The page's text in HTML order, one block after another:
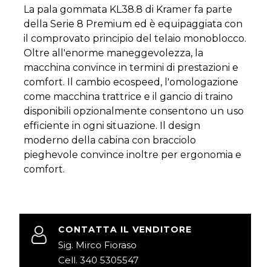
La pala gommata KL38.8 di Kramer fa parte
della Serie 8 Premium ed è equipaggiata con
il comprovato principio del telaio monoblocco.
Oltre all'enorme maneggevolezza, la
macchina convince in termini di prestazioni e
comfort. Il cambio ecospeed, l'omologazione
come macchina trattrice e il gancio di traino
disponibili opzionalmente consentono un uso
efficiente in ogni situazione. Il design
moderno della cabina con bracciolo
pieghevole convince inoltre per ergonomia e
comfort.
CONTATTA IL VENDITORE
Sig. Mirco Fioraso
Cell. 340 5305547